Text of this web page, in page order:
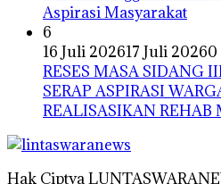
Aspirasi Masyarakat
6
16 Juli 202617 Juli 20260
RESES MASA SIDANG
SERAP ASPIRASI
REALISASIKAN REHAB
Hak Ciptya